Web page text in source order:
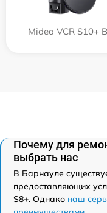
Midea VCR S10+
Почему для
выбрать нас
В Барнауле
предоставляющих
S8+. Однако наш